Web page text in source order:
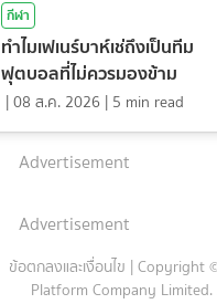
กีฬา
ทำไมเฟเนร์บาห์เช่ถึงเป็นทีม
ฟุตบอลที่ไม่ควรมองข้าม
|08 ส.ค. 2026 | 5 min read
Advertisement
Advertisement
ข้อตกลงและเงื่อนไข | Copyright
Platform Company